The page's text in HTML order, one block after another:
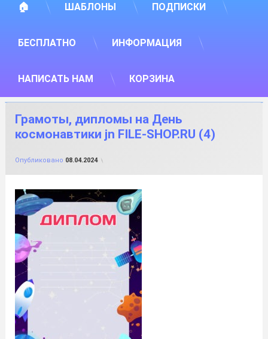
🏠 ШАБЛОНЫ ПОДПИСКИ
БЕСПЛАТНО ИНФОРМАЦИЯ
НАПИСАТЬ НАМ КОРЗИНА
Грамоты, дипломы на День
космонавтики jn FILE-SHOP.RU (4)
Опубликовано 08.04.2024